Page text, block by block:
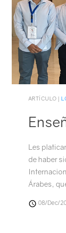
ARTÍCULO |
Les
de haber
Árabes,
08/Dec/